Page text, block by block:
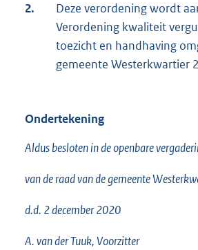
2.
Deze verordening wordt
Verordening kwaliteit
toezicht en handhaving
gemeente Westerkwartier
Ondertekening
Aldus besloten in de openbare
van de raad van de gemeente
d.d. 2 december 2020
A. van der Tuuk, Voorzitter